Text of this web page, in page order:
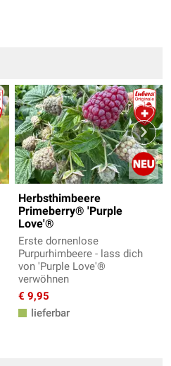
Herbsthimbeere
Primeberry® 'Purple
Love'®
Erste dornenlose
Purpurhimbeere - lass dich
von 'Purple Love'®
verwöhnen
€ 9,95
lieferbar